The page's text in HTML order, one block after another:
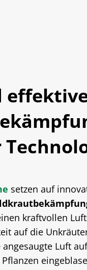
setzen auf
kraftvollen
auf die
Luft